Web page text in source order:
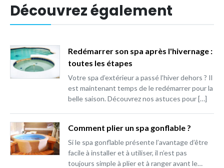
Découvrez également
Redémarrer son spa après l'hivernage :
toutes les étapes
Votre spa d’extérieur a passé l’hiver dehors ? Il
est maintenant temps de le redémarrer pour la
belle saison. Découvrez nos astuces pour […]
Comment plier un spa gonflable ?
Si le spa gonflable présente l’avantage d’être
facile à installer et à utiliser, il n’est pas
toujours simple à plier et à ranger avant le…